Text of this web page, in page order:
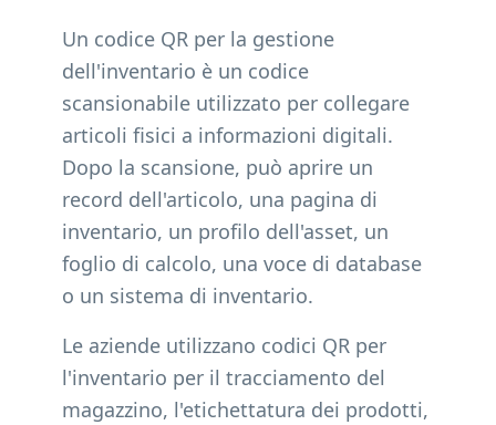
Un codice QR per la gestione
dell'inventario è un codice
scansionabile utilizzato per collegare
articoli fisici a informazioni digitali.
Dopo la scansione, può aprire un
record dell'articolo, una pagina di
inventario, un profilo dell'asset, un
foglio di calcolo, una voce di database
o un sistema di inventario.
Le aziende utilizzano codici QR per
l'inventario per il tracciamento del
magazzino, l'etichettatura dei prodotti,